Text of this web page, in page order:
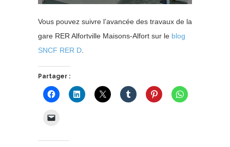
Vous pouvez suivre l’avancée des travaux de la
gare RER Alfortville Maisons-Alfort sur le blog
SNCF RER D
Partager :